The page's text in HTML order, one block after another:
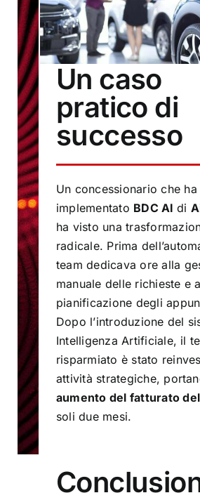
Un caso
pratico di
successo
Un concessionario che ha
implementato BDC AI di
ha visto una
radicale. Prima
team dedicava ore alla
manuale delle richieste e
pianificazione degli
Dopo l’introduzione del
Intelligenza Artificiale, il
risparmiato è stato
attività strategiche,
aumento del fatturato del
soli due mesi.